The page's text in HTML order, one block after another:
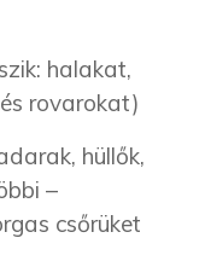
halakat,
rovarokat)
hüllők,
–
csőrüket